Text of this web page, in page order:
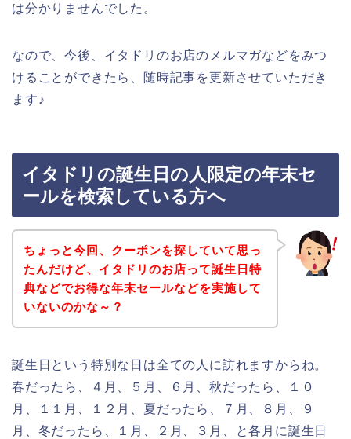
は分かりませんでした。
なので、今後、イタドリのお店のメルマガなどをみつ
けることができたら、随時記事を更新させていただき
ます♪
イタドリの誕生日の人限定の年末セ
ールを検索している方へ
ちょっと今回、クーポンを探していて思っ
たんだけど、イタドリのお店って誕生日特
典などでお得な年末セールなどを実施して
いないのかな～？
誕生日という特別な日は全ての人に訪れますからね。
春だったら、４月、５月、６月、秋だったら、１０
月、１１月、１２月、夏だったら、７月、８月、９
月、冬だったら、１月、２月、３月、と各月に誕生日